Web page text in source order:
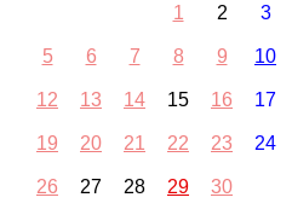
1
2 3
5 6 7 8 9 10
12 13 14 15 16 17
19 20 21 22 23 24
26 27 28 29
30